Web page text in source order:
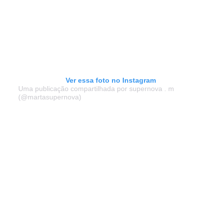
Ver essa foto no Instagram
Uma publicação compartilhada por supernova . m
(@martasupernova)